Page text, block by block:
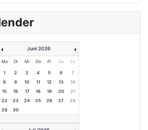
Juni 2026
Mo Di Mi Do Fr Sa So
1 2 3 4 5 6
7
8
9 10 11 12 13
14
15
16 17 18 19 20
21
22
23 24 25 26 27
28
29
30